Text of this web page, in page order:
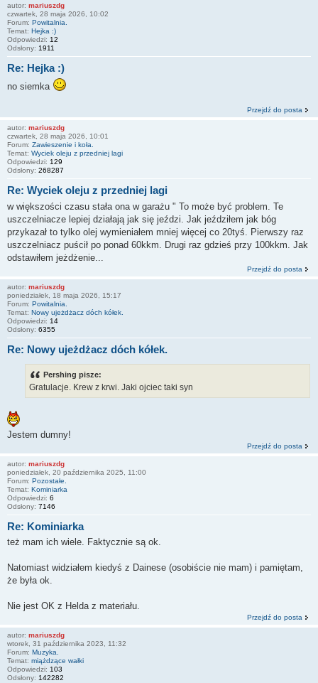
autor: mariuszdg
czwartek, 28 maja 2026, 10:02
Forum: Powitalnia.
Temat: Hejka :)
Odpowiedzi: 12
Odsłony: 1911
Re: Hejka :)
no siemka
Przejdź do posta
autor: mariuszdg
czwartek, 28 maja 2026, 10:01
Forum: Zawieszenie i koła.
Temat: Wyciek oleju z przedniej lagi
Odpowiedzi: 129
Odsłony: 268287
Re: Wyciek oleju z przedniej lagi
w większości czasu stała ona w garażu " To może być problem. Te
uszczelniacze lepiej działają jak się jeździ. Jak jeździłem jak bóg
przykazał to tylko olej wymieniałem mniej więcej co 20tyś. Pierwszy raz
uszczelniacz puścił po ponad 60kkm. Drugi raz gdzieś przy 100kkm. Jak
odstawiłem jeżdżenie...
Przejdź do posta
autor: mariuszdg
poniedziałek, 18 maja 2026, 15:17
Forum: Powitalnia.
Temat: Nowy ujeżdżacz dóch kółek.
Odpowiedzi: 14
Odsłony: 6355
Re: Nowy ujeżdżacz dóch kółek.
Pershing pisze:
Gratulacje. Krew z krwi. Jaki ojciec taki syn
Jestem dumny!
Przejdź do posta
autor: mariuszdg
poniedziałek, 20 października 2025, 11:00
Forum: Pozostałe.
Temat: Kominiarka
Odpowiedzi: 6
Odsłony: 7146
Re: Kominiarka
też mam ich wiele. Faktycznie są ok.
Natomiast widziałem kiedyś z Dainese (osobiście nie mam) i pamiętam,
że była ok.
Nie jest OK z Helda z materiału.
Przejdź do posta
autor: mariuszdg
wtorek, 31 października 2023, 11:32
Forum: Muzyka.
Temat: miążdzące wałki
Odpowiedzi: 103
Odsłony: 142282